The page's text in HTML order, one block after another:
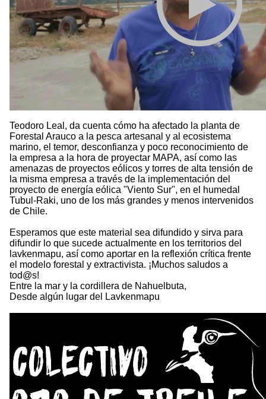
Teodoro Leal, da cuenta cómo ha afectado la planta de
Forestal Arauco a la pesca artesanal y al ecosistema
marino, el temor, desconfianza y poco reconocimiento de
la empresa a la hora de proyectar MAPA, así como las
amenazas de proyectos eólicos y torres de alta tensión de
la misma empresa a través de la implementación del
proyecto de energía eólica "Viento Sur", en el humedal
Tubul-Raki, uno de los más grandes y menos intervenidos
de Chile.
Esperamos que este material sea difundido y sirva para
difundir lo que sucede actualmente en los territorios del
lavkenmapu, así como aportar en la reflexión crítica frente
el modelo forestal y extractivista. ¡Muchos saludos a
tod@s!
Entre la mar y la cordillera de Nahuelbuta,
Desde algún lugar del Lavkenmapu